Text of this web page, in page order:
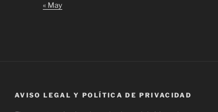
« May
AVISO LEGAL Y POLÍTICA DE PRIVACIDAD